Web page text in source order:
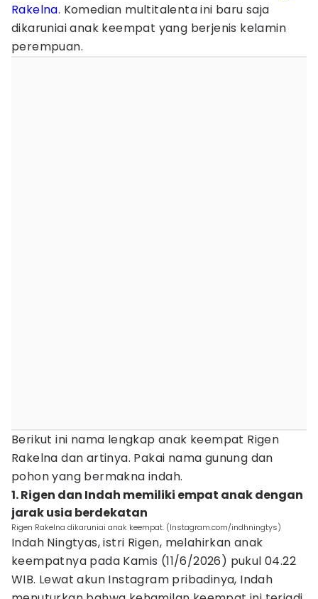
Rakelna. Komedian multitalenta ini baru saja
dikaruniai anak keempat yang berjenis kelamin
perempuan.
Berikut ini nama lengkap anak keempat Rigen
Rakelna dan artinya. Pakai nama gunung dan
pohon yang bermakna indah.
1. Rigen dan Indah memiliki empat anak dengan
jarak usia berdekatan
Rigen Rakelna dikaruniai anak keempat. (Instagram.com/indhningtys)
Indah Ningtyas, istri Rigen, melahirkan anak
keempatnya pada Kamis (11/6/2026) pukul 04.22
WIB. Lewat akun Instagram pribadinya, Indah